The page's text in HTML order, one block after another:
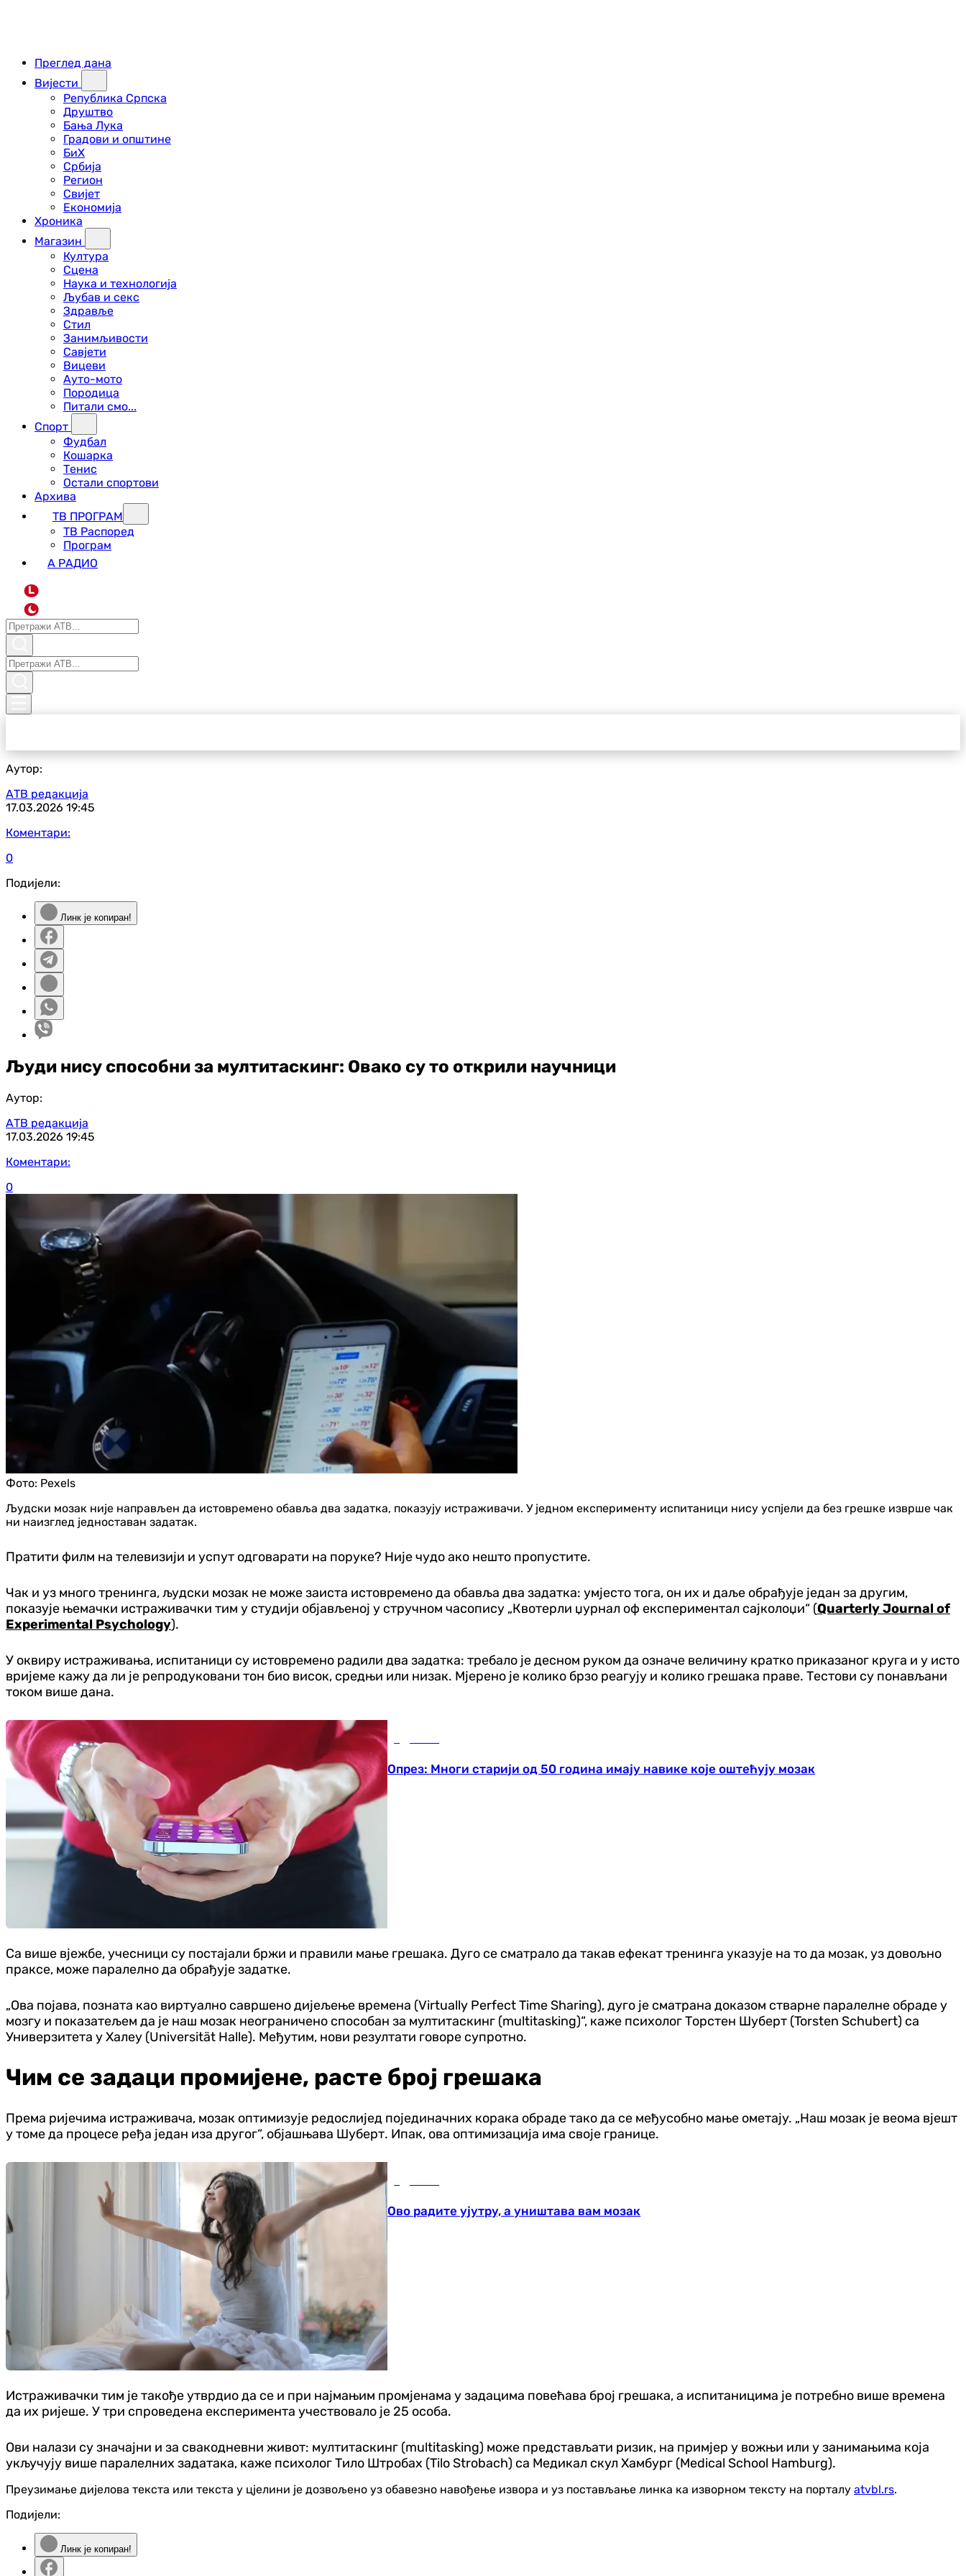
Преглед дана
Вијести
Република Српска
Друштво
Бања Лука
Градови и општине
БиХ
Србија
Регион
Свијет
Економија
Хроника
Магазин
Култура
Сцена
Наука и технологија
Љубав и секс
Здравље
Стил
Занимљивости
Савјети
Вицеви
Ауто-мото
Породица
Питали смо...
Спорт
Фудбал
Кошарка
Тенис
Остали спортови
Архива
ТВ ПРОГРАМ
ТВ Распоред
Програм
А РАДИО
L
Аутор:
АТВ редакција
17.03.2026 19:45
Коментари:
0
Подијели:
Линк је копиран!
Људи нису способни за мултитаскинг: Овако су то открили научници
Аутор:
АТВ редакција
17.03.2026 19:45
Коментари:
0
Фото: Pexels
Људски мозак није направљен да истовремено обавља два задатка, показују истраживачи. У једном експерименту испитаници нису успјели да без грешке изврше чак
ни наизглед једноставан задатак.
Пратити филм на телевизији и успут одговарати на поруке? Није чудо ако нешто пропустите.
Чак и уз много тренинга, људски мозак не може заиста истовремено да обавља два задатка: умјесто тога, он их и даље обрађује један за другим,
показује њемачки истраживачки тим у студији објављеној у стручном часопису „Квотерли џурнал оф експериментал сајколоџи“ (Quarterly Journal of
Experimental Psychology).
У оквиру истраживања, испитаници су истовремено радили два задатка: требало је десном руком да означе величину кратко приказаног круга и у исто
вријеме кажу да ли је репродуковани тон био висок, средњи или низак. Мјерено је колико брзо реагују и колико грешака праве. Тестови су понављани
током више дана.
Опрез: Многи старији од 50 година имају навике које оштећују мозак
Са више вјежбе, учесници су постајали бржи и правили мање грешака. Дуго се сматрало да такав ефекат тренинга указује на то да мозак, уз довољно
праксе, може паралелно да обрађује задатке.
„Ова појава, позната као виртуално савршено дијељење времена (Virtually Perfect Time Sharing), дуго је сматрана доказом стварне паралелне обраде у
мозгу и показатељем да је наш мозак неограничено способан за мултитаскинг (multitasking)“, каже психолог Торстен Шуберт (Torsten Schubert) са
Универзитета у Халеу (Universität Halle). Међутим, нови резултати говоре супротно.
Чим се задаци промијене, расте број грешака
Према ријечима истраживача, мозак оптимизује редослијед појединачних корака обраде тако да се међусобно мање ометају. „Наш мозак је веома вјешт
у томе да процесе ређа један иза другог“, објашњава Шуберт. Ипак, ова оптимизација има своје границе.
Ово радите ујутру, а уништава вам мозак
Истраживачки тим је такође утврдио да се и при најмањим промјенама у задацима повећава број грешака, а испитаницима је потребно више времена
да их ријеше. У три спроведена експеримента учествовало је 25 особа.
Ови налази су значајни и за свакодневни живот: мултитаскинг (multitasking) може представљати ризик, на примјер у вожњи или у занимањима која
укључују више паралелних задатака, каже психолог Тило Штробах (Tilo Strobach) са Медикал скул Хамбург (Medical School Hamburg).
Преузимање дијелова текста или текста у цјелини је дозвољено уз обавезно навођење извора и уз постављање линка ка изворном тексту на порталу atvbl.rs.
Подијели:
Линк је копиран!